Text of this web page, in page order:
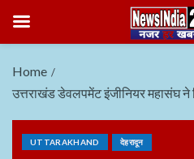
Home
उत्तराखंड डेवलपमेंट इंजीनियर महासंघ ने
UTTARAKHAND देहरादून